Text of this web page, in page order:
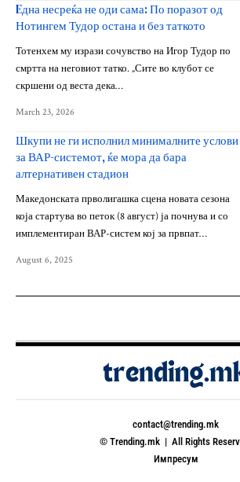
Eдна несреќа не оди сама: По поразот од
Нотингем Тудор остана и без таткото
Тотенхем му изрази сочувство на Игор Тудор по
смртта на неговиот татко. „Сите во клубот се
скршени од веста дека…
March 23, 2026
Шкупи не ги исполнил минималните услови
за ВАР-системот, ќе мора да бара
алтернативен стадион
Македонската прволигашка сцена новата сезона
која стартува во петок (8 август) ја почнува и со
имплементиран ВАР-систем кој за првпат…
August 6, 2025
contact@trending.mk
© Trending.mk | All Rights
Импресум